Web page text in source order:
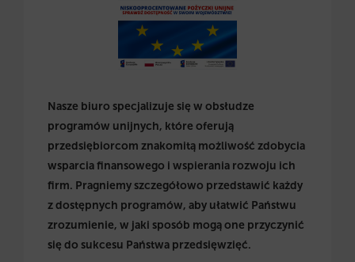
Nasze biuro specjalizuje się w obsłudze
programów unijnych, które oferują
przedsiębiorcom znakomitą możliwość zdobycia
wsparcia finansowego i wspierania rozwoju ich
firm. Pragniemy szczegółowo przedstawić każdy
z dostępnych programów, aby ułatwić Państwu
zrozumienie, w jaki sposób mogą one przyczynić
się do sukcesu Państwa przedsięwzięć.